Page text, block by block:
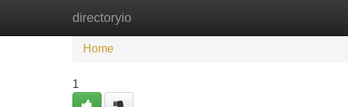
directoryio
Home
Home
1